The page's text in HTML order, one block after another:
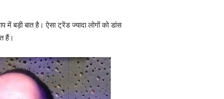
बड़ी बात है। ऐसा ट्रेंड ज्यादा लोगों को डांस
हैं।